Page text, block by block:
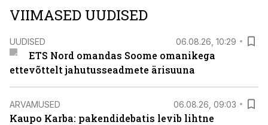
VIIMASED UUDISED
UUDISED 06.08.26, 10:29
ETS Nord omandas Soome omanikega
ettevõttelt jahutusseadmete ärisuuna
ARVAMUSED 06.08.26, 09:03
Kaupo Karba: pakendidebatis levib lihtne